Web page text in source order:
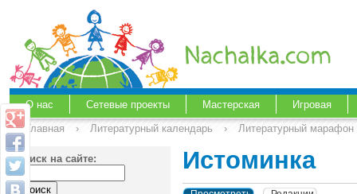
О нас Сетевые проекты Мастерская
Игровая
Главная
› Литературный календарь › Литературный марафон
Поиск на сайте: Истоминка